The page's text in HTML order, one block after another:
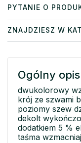
PYTANIE O
ZNAJDZIESZ W
Ogólny opis
dwukolorowy
krój ze szwami
poziomy szew
dekolt
dodatkiem 5 %
taśma